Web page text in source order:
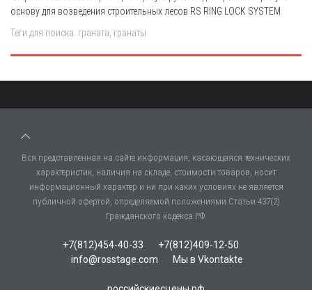
основу для возведения строительных лесов RS RING LOCK SYSTEM.
Теги для поиска: граната, гранаты
Вся представленная на сайте информация, касающаяся технических
характеристик, наличия на складе, стоимости товаров, носит
информационный характер и ни при каких условиях не является
публичной офертой, определяемой положениями Статьи 437(2)
Гражданского кодекса РФ.
+7(812)454-40-33
+7(812)409-12-50
info@rosstage.com
Мы в Vkontakte